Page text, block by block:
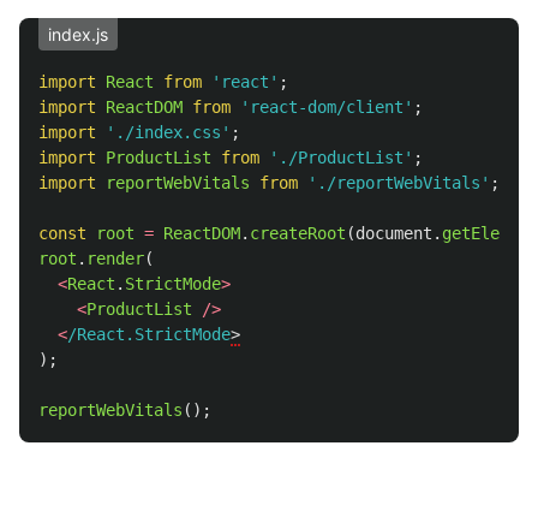
index.js
import React from ' react ' ;
import
ReactDOM from ' react-dom/client ' ;
import
' ./index.css ' ;
import
ProductList from ' ./ProductList ' ;
import
reportWebVitals from ' ./reportWebVitals ' ;
const root = ReactDOM. createRoot (document .
root . render(
<React . StrictMode>
<ProductList
/>
</React.StrictMode
);
reportWebVitals ();